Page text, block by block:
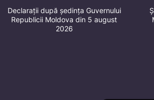
Declarații după ședința Guvernului
Republicii Moldova din 5 august
2026